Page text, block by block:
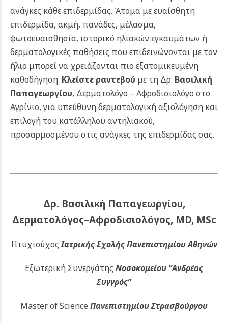
ανάγκες κάθε επιδερμίδας. Άτομα με ευαίσθητη
επιδερμίδα, ακμή, πανάδες, μέλασμα,
φωτοευαισθησία, ιστορικό ηλιακών εγκαυμάτων ή
δερματολογικές παθήσεις που επιδεινώνονται με τον
ήλιο μπορεί να χρειάζονται πιο εξατομικευμένη
καθοδήγηση. Κλείστε ραντεβού με τη Δρ. Βασιλική
Παπαγεωργίου, Δερματολόγο – Αφροδισιολόγο στο
Αγρίνιο, για υπεύθυνη δερματολογική αξιολόγηση και
επιλογή του κατάλληλου αντηλιακού,
προσαρμοσμένου στις ανάγκες της επιδερμίδας σας.
Δρ. Βασιλική Παπαγεωργίου,
Δερματολόγος–Αφροδισιολόγος, MD, MSc
ΠτυχιούχοςΙατρικής Σχολής Πανεπιστημίου Αθηνών
Εξωτερική Συνεργάτης Νοσοκομείου “Ανδρέας
Συγγρός”
Master of Science Πανεπιστημίου Στρασβούργου